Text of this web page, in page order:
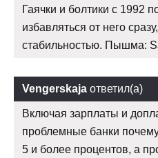
Гаячки и болтики с 1992
избавляться от него
стабильностью. Пышма:
Vengerskaja ответил(а)
Включая зарплаты и
проблемные банки
5 и более процентов, а